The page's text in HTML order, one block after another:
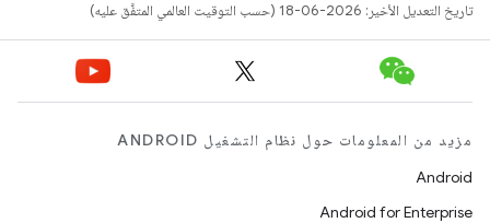
تاريخ التعديل الأخير: 2026-06-18 (حسب التوقيت العالمي المتفَّق عليه)
مزيد من المعلومات حول نظام التشغيل ANDROID
Android
Android for Enterprise